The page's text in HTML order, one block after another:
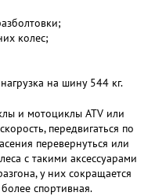
колес;
на шину 544 кг.
и мотоциклы ATV или
передвигаться по
перевернуться или
с такими аксессуарами
у них сокращается
спортивная.